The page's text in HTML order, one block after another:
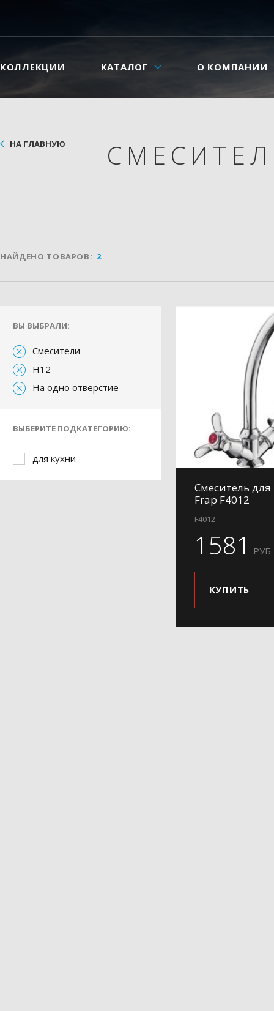
КОЛЛЕКЦИИ КАТАЛОГ О КОМПАНИИ
НА ГЛАВНУЮ
НАЙДЕНО ТОВАРОВ: 2
ВЫ ВЫБРАЛИ:
Смесители
H12
На одно отверстие
ВЫБЕРИТЕ ПОДКАТЕГОРИЮ:
для кухни
Смеситель для
Frap F4012
F4012
1581 РУБ.
КУПИТЬ